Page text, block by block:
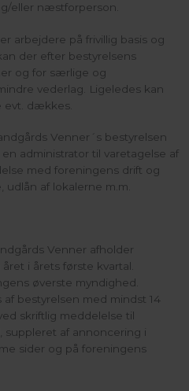
eller næstforperson.
arbejdere på frivillig basis og
der efter bestyrelsens
og for særlige og
vederlag. Ligeledes kan
evt. dækkes.
Venner´s bestyrelsen
administrator til varetagelse af
med foreningens drift og
af lokalerne m.m.
Venner afholder
i årets første kvartal.
øverste myndighed.
bestyrelsen med mindst 14
skriftlig meddelelse til
suppleret af annoncering i
sider og på foreningens